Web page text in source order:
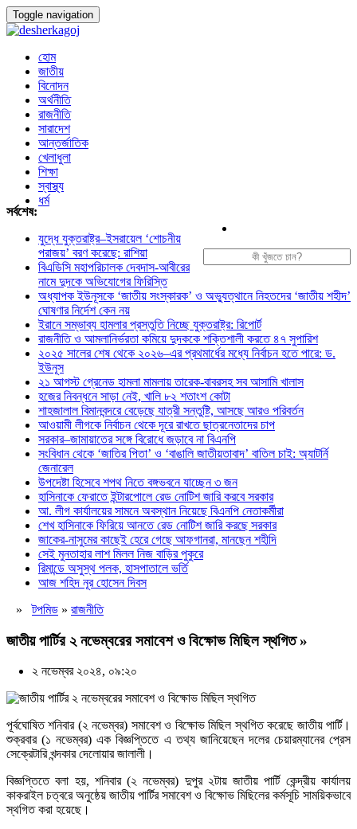
Toggle navigation
হোম
জাতীয়
বিনোদন
অর্থনীতি
রাজনীতি
সারাদেশ
আন্তর্জাতিক
খেলাধুলা
শিক্ষা
স্বাস্থ্য
ধর্ম
সর্বশেষ:
যুদ্ধে যুক্তরাষ্ট্র–ইসরায়েল ‘শোচনীয়
পরাজয়’ বরণ করেছে: রাশিয়া
বিএডিসি মহাপরিচালক দেবদাস-আবীরের
নামে দুদকে অভিযোগের ফিরিস্তি
অধ্যাপক ইউনূসকে ‘জাতীয় সংস্কারক’ ও অভ্যুত্থানে নিহতদের ‘জাতীয় শহীদ’
ঘোষণার নির্দেশ কেন নয়
ইরানে সম্ভাব্য হামলার প্রস্তুতি নিচ্ছে যুক্তরাষ্ট্র: রিপোর্ট
রাজনীতি ও আমলানির্ভরতা কমিয়ে দুদককে শক্তিশালী করতে ৪৭ সুপারিশ
২০২৫ সালের শেষ থেকে ২০২৬–এর প্রথমার্ধের মধ্যে নির্বাচন হতে পারে: ড.
ইউনূস
২১ আগস্ট গ্রেনেড হামলা মামলায় তারেক-বাবরসহ সব আসামি খালাস
হজের নিবন্ধনে সাড়া নেই, খালি ৮২ শতাংশ কোটা
শাহজালাল বিমানবন্দরে বেড়েছে যাত্রী সন্তুষ্টি, আসছে আরও পরিবর্তন
আওয়ামী লীগকে নির্বাচন থেকে দূরে রাখতে ছাত্রনেতাদের চাপ
সরকার–জামায়াতের সঙ্গে বিরোধে জড়াবে না বিএনপি
সংবিধান থেকে ‘জাতির পিতা’ ও ‘বাঙালি জাতীয়তাবাদ’ বাতিল চাই: অ্যাটর্নি
জেনারেল
উপদেষ্টা হিসেবে শপথ নিতে বঙ্গভবনে যাচ্ছেন ৩ জন
হাসিনাকে ফেরাতে ইন্টারপোলে রেড নোটিশ জারি করবে সরকার
আ. লীগ কার্যালয়ের সামনে অবস্থান নিয়েছে বিএনপি নেতাকর্মীরা
শেখ হাসিনাকে ফিরিয়ে আনতে রেড নোটিশ জারি করছে সরকার
জাকের-নাসুমের কাছেই হেরে গেছে আফগানরা, মানছেন শহীদি
সেই মুনতাহার লাশ মিলল নিজ বাড়ির পুকুরে
রিমান্ডে অসুস্থ পলক, হাসপাতালে ভর্তি
আজ শহিদ নূর হোসেন দিবস
»টপমিড » রাজনীতি
জাতীয় পার্টির ২ নভেম্বরের সমাবেশ ও বিক্ষোভ মিছিল স্থগিত »
২ নভেম্বর ২০২৪, ০৯:২০
পূর্বঘোষিত শনিবার (২ নভেম্বর) সমাবেশ ও বিক্ষোভ মিছিল স্থগিত করেছে জাতীয় পার্টি।
শুক্রবার (১ নভেম্বর) এক বিজ্ঞপ্তিতে এ তথ্য জানিয়েছেন দলের চেয়ারম্যানের প্রেস
সেক্রেটারি খন্দকার দেলোয়ার জালালী।
বিজ্ঞপ্তিতে বলা হয়, শনিবার (২ নভেম্বর) দুপুর ২টায় জাতীয় পার্টি কেন্দ্রীয় কার্যালয়
কাকরাইল চত্বরে অনুষ্ঠেয় জাতীয় পার্টির সমাবেশ ও বিক্ষোভ মিছিলের কর্মসূচি সাময়িকভাবে
স্থগিত করা হয়েছে।